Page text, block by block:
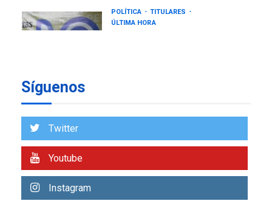
POLÍTICA
TITULARES
ÚLTIMA HORA
7
regional nos respaldaron
asegura Gustavo Duque
NACIONALES
TITULARES
Síguenos
Twitter
Youtube
Instagram